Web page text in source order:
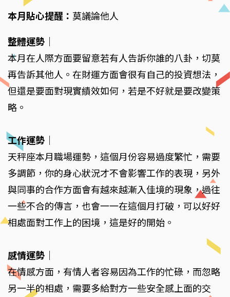
本月貼心提醒： 莫議論他人
整體運勢
本月在人際方面要留意若有人告訴你誰的八卦，切莫
再告訴其他人。在財運方面會很有自己的投資想法，
但還是要面對現實績效如何，若是不好就是要改變策
略。
工作運勢
天秤座本月職場運勢，這個月份容易過度繁忙，需要
多調節，你的身心狀況才不會影響工作的表現，另外
與同事的合作方面會有越來越漸入佳境的現象，過往
一些不合的傳言，也會一一在這個月打破，可以好好
相處面對工作上的困境，這是好的開始。
感情運勢
在情感方面，有情人者容易因為工作的忙碌，而忽略
另一半的相處，需要多給對方一些安全感上面的交